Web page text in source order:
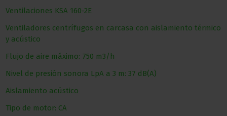
Ventilaciones KSA 160-2E
Ventiladores centrífugos en carcasa con aislamiento térmico
y acústico
Flujo de aire máximo: 750 m3/h
Nivel de presión sonora LpA a 3 m: 37 dB(A)
Aislamiento acústico
Tipo de motor: CA